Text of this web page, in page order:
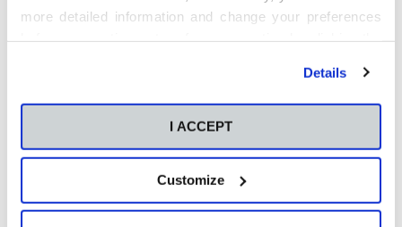
more detailed information and change your preferences
Details
I ACCEPT
Customize